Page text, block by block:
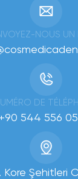
NOUS UN
DE
+90 544 556
Kore Şehitleri